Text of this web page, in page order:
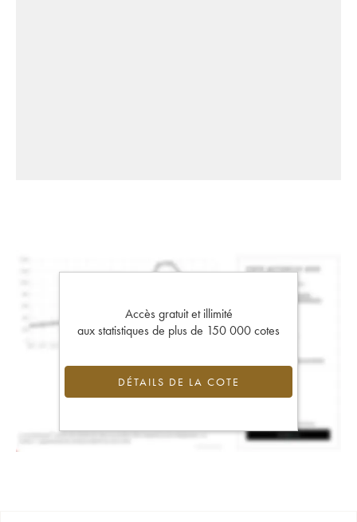
Accès gratuit et illimité
aux statistiques de plus de 150 000 cotes
DÉTAILS DE LA COTE